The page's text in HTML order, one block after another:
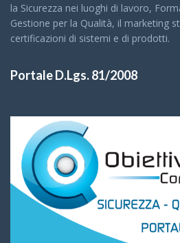
la Sicurezza nei luoghi di lavoro,
Gestione per la Qualità, il marketing
certificazioni di sistemi e di prodotti.
Portale D.Lgs. 81/2008